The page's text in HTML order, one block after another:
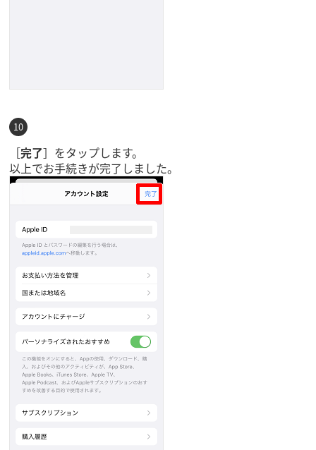
［完了］をタップします。
以上でお手続きが完了しました。